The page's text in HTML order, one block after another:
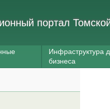
портал
Инфраструктура
бизнеса